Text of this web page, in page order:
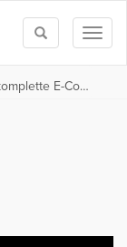
Toggle
search
Facebook Marketing für Online Shops: Der komplette E-Commerce und Facebook Werbeanzeigen Kurs